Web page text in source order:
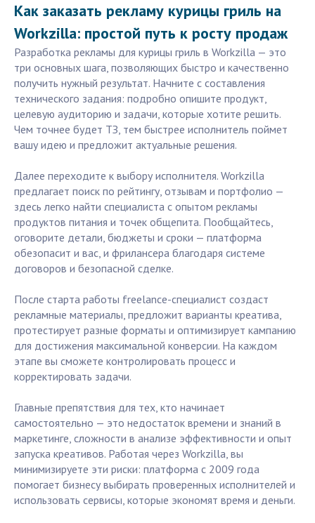
Как заказать рекламу курицы гриль на
Workzilla: простой путь к росту продаж
Разработка рекламы для курицы гриль в Workzilla — это
три основных шага, позволяющих быстро и качественно
получить нужный результат. Начните с составления
технического задания: подробно опишите продукт,
целевую аудиторию и задачи, которые хотите решить.
Чем точнее будет ТЗ, тем быстрее исполнитель поймет
вашу идею и предложит актуальные решения.
Далее переходите к выбору исполнителя. Workzilla
предлагает поиск по рейтингу, отзывам и портфолио —
здесь легко найти специалиста с опытом рекламы
продуктов питания и точек общепита. Пообщайтесь,
оговорите детали, бюджеты и сроки — платформа
обезопасит и вас, и фрилансера благодаря системе
договоров и безопасной сделке.
После старта работы freelance-специалист создаст
рекламные материалы, предложит варианты креатива,
протестирует разные форматы и оптимизирует кампанию
для достижения максимальной конверсии. На каждом
этапе вы сможете контролировать процесс и
корректировать задачи.
Главные препятствия для тех, кто начинает
самостоятельно — это недостаток времени и знаний в
маркетинге, сложности в анализе эффективности и опыт
запуска креативов. Работая через Workzilla, вы
минимизируете эти риски: платформа с 2009 года
помогает бизнесу выбирать проверенных исполнителей и
использовать сервисы, которые экономят время и деньги.